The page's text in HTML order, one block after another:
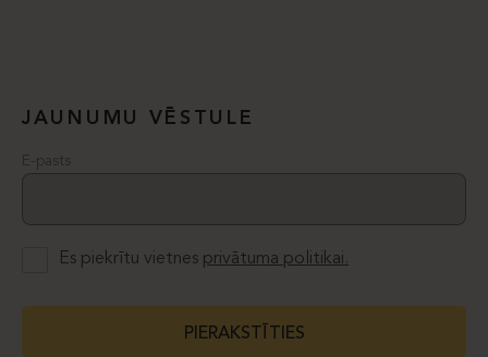
JAUNUMU VĒSTULE
E-pasts
Es piekrītu vietnes privātuma politikai.
PIERAKSTĪTIES